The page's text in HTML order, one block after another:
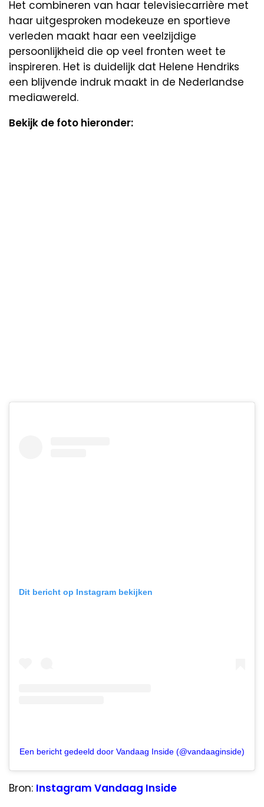
Het combineren van haar televisiecarrière met
haar uitgesproken modekeuze en sportieve
verleden maakt haar een veelzijdige
persoonlijkheid die op veel fronten weet te
inspireren. Het is duidelijk dat Helene Hendriks
een blijvende indruk maakt in de Nederlandse
mediawereld.
Bekijk de foto hieronder:
Dit bericht op Instagram bekijken
Een bericht gedeeld door Vandaag Inside (@vandaaginside)
Bron: Instagram Vandaag Inside